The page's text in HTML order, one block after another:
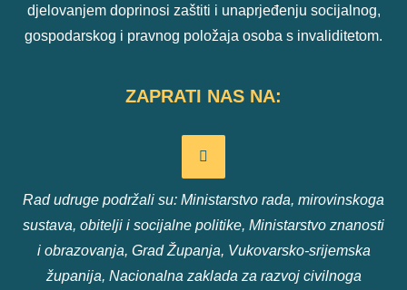
djelovanjem doprinosi zaštiti i unaprjeđenju socijalnog,
gospodarskog i pravnog položaja osoba s invaliditetom.
ZAPRATI NAS NA:
Rad udruge podržali su: Ministarstvo rada, mirovinskoga
sustava, obitelji i socijalne politike, Ministarstvo znanosti
i obrazovanja, Grad Županja, Vukovarsko-srijemska
županija, Nacionalna zaklada za razvoj civilnoga